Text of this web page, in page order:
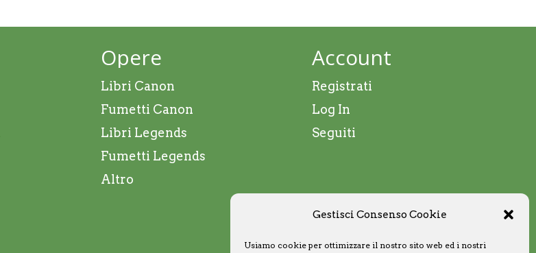
Gestisci Consenso Cookie
Usiamo cookie per ottimizzare il nostro sito web ed i nostri
Opere
Libri Canon
Fumetti Canon
Libri Legends
Fumetti Legends
Altro
Account
Registrati
Log In
Seguiti